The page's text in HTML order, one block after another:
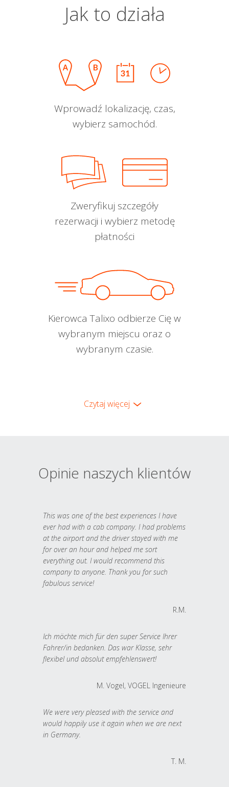
Jak to działa
Wprowadź lokalizację, czas,
wybierz samochód.
Zweryfikuj szczegóły
rezerwacji i wybierz metodę
płatności
Kierowca Talixo odbierze Cię w
wybranym miejscu oraz o
wybranym czasie.
Czytaj więcej
Opinie naszych klientów
This was one of the best experiences I have
ever had with a cab company. I had problems
at the airport and the driver stayed with me
for over an hour and helped me sort
everything out. I would recommend this
company to anyone. Thank you for such
fabulous service!
R.M.
Ich möchte mich für den super Service Ihrer
Fahrer/in bedanken. Das war Klasse, sehr
flexibel und absolut empfehlenswert!
M. Vogel, VOGEL Ingenieure
We were very pleased with the service and
would happily use it again when we are next
in Germany.
T. M.